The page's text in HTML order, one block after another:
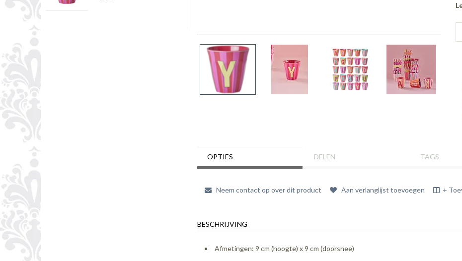
OPTIES DELEN TAGS
Neem contact op over dit product Aan verlanglijst toevoegen +
BESCHRIJVING
Afmetingen: 9 cm (hoogte) x 9 cm (doorsnee)